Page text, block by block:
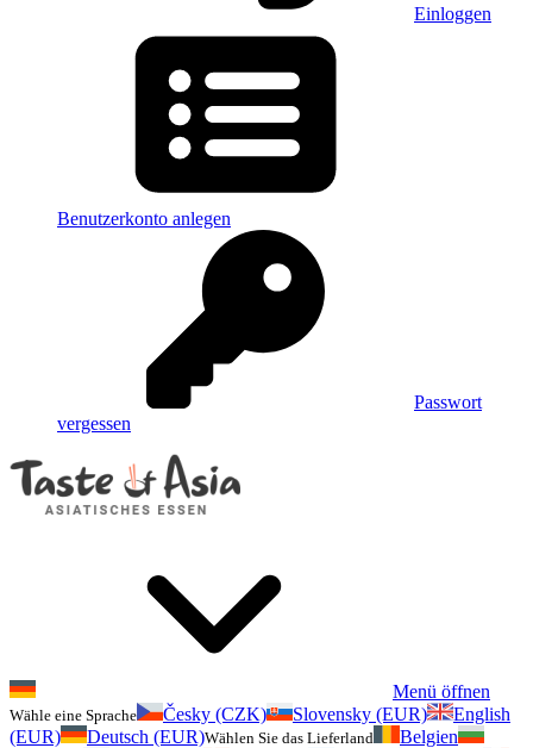
Einloggen
Benutzerkonto anlegen
Passwort
vergessen
Menü öffnen
Wähle eine Sprache Česky (CZK) Slovensky (EUR)
English
(EUR)
Deutsch (EUR)Wählen Sie das Lieferland
Belgien